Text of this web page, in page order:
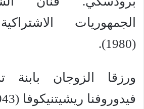
الجمهوريات
(1980).
ورزقا الزوجان بابنة